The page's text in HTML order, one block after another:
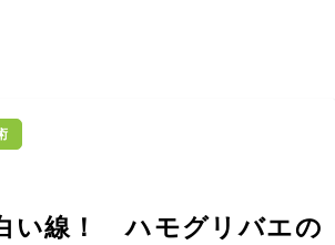
い線！ ハモグリバエの